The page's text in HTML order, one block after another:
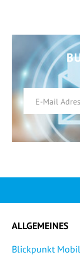
ALLGEMEINES
Blickpunkt